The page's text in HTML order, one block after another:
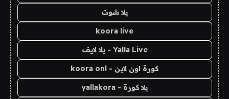
يلا شوت
koora live
Yalla Live - يلا لايف
كورة اون لاين - koora onl
يلا كورة - yallakora